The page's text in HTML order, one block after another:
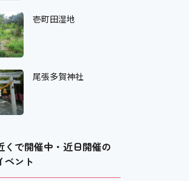
壱町田湿地
尾張多賀神社
くで開催中・近日開催の
ベント